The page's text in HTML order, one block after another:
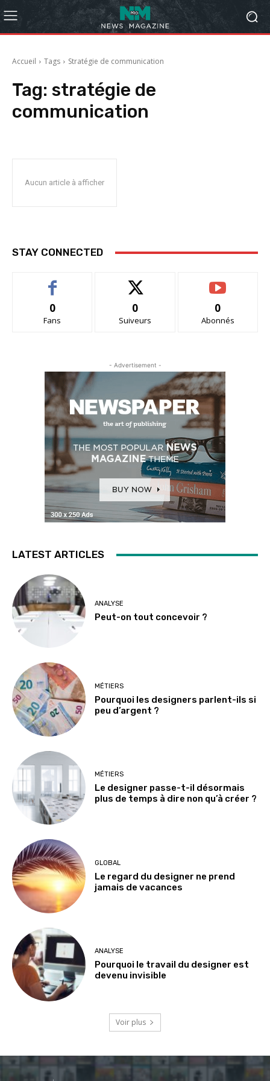
Accueil Tags Stratégie de communication
Tag: stratégie de
communication
Aucun article à afficher
STAY CONNECTED
0
Fans
0
Suiveurs
0
Abonnés
- Advertisement -
LATEST ARTICLES
ANALYSE
Peut-on tout concevoir ?
MÉTIERS
Pourquoi les designers parlent-ils si
peu d’argent ?
MÉTIERS
Le designer passe-t-il désormais
plus de temps à dire non qu’à créer ?
GLOBAL
Le regard du designer ne prend
jamais de vacances
ANALYSE
Pourquoi le travail du designer est
devenu invisible
Voir plus